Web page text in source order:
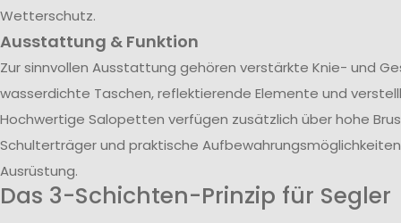
Wetterschutz.
Ausstattung & Funktion
Zur sinnvollen Ausstattung gehören verstärkte Knie- und
wasserdichte Taschen, reflektierende Elemente und
Hochwertige Salopetten verfügen zusätzlich über hohe
Schulterträger und praktische
Ausrüstung.
Das 3-Schichten-Prinzip für Segler